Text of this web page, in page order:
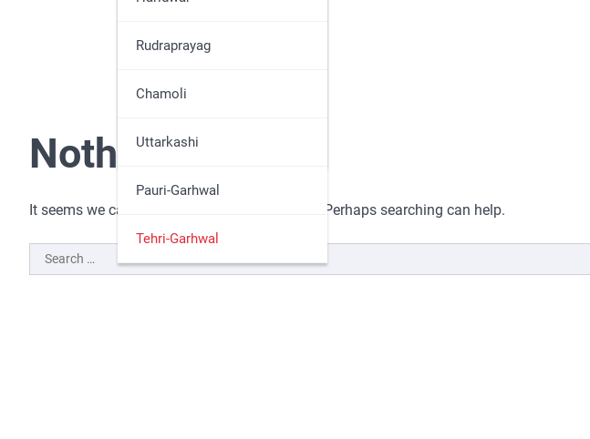
Nainital
Pithoragarh
Udham Singh Nagar
Rudraprayag
Chamoli
Uttarkashi
Pauri-Garhwal
Tehri-Garhwal
Nothing Found
It seems we can’t find what you’re looking for. Perhaps searching can help.
Search
for: